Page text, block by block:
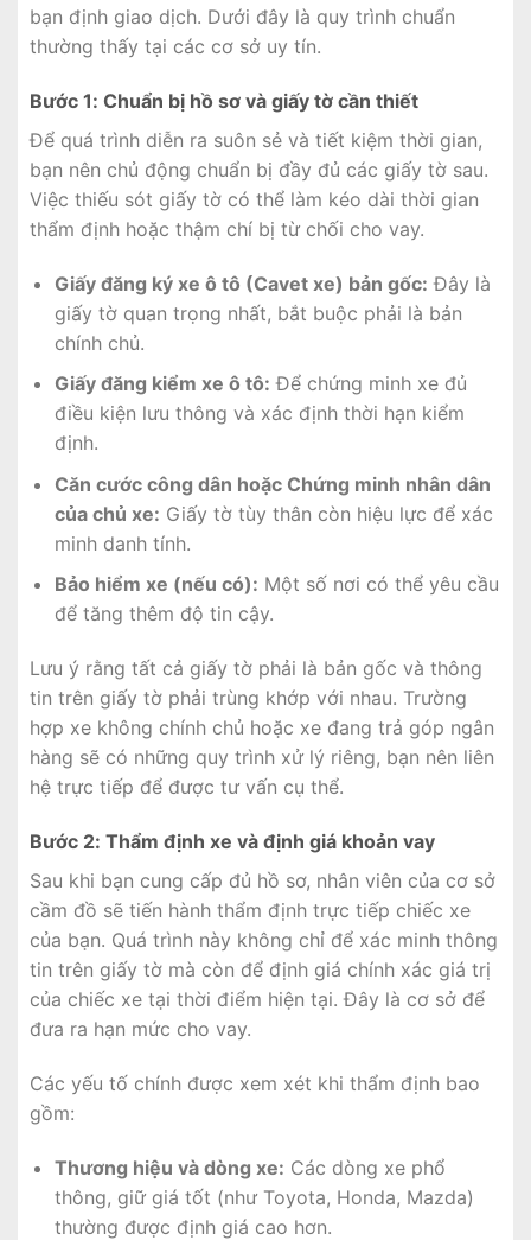
bạn định giao dịch. Dưới đây là quy trình chuẩn
thường thấy tại các cơ sở uy tín.
Bước 1: Chuẩn bị hồ sơ và giấy tờ cần thiết
Để quá trình diễn ra suôn sẻ và tiết kiệm thời gian,
bạn nên chủ động chuẩn bị đầy đủ các giấy tờ sau.
Việc thiếu sót giấy tờ có thể làm kéo dài thời gian
thẩm định hoặc thậm chí bị từ chối cho vay.
Giấy đăng ký xe ô tô (Cavet xe) bản gốc: Đây là
giấy tờ quan trọng nhất, bắt buộc phải là bản
chính chủ.
Giấy đăng kiểm xe ô tô: Để chứng minh xe đủ
điều kiện lưu thông và xác định thời hạn kiểm
định.
Căn cước công dân hoặc Chứng minh nhân dân
của chủ xe: Giấy tờ tùy thân còn hiệu lực để xác
minh danh tính.
Bảo hiểm xe (nếu có): Một số nơi có thể yêu cầu
để tăng thêm độ tin cậy.
Lưu ý rằng tất cả giấy tờ phải là bản gốc và thông
tin trên giấy tờ phải trùng khớp với nhau. Trường
hợp xe không chính chủ hoặc xe đang trả góp ngân
hàng sẽ có những quy trình xử lý riêng, bạn nên liên
hệ trực tiếp để được tư vấn cụ thể.
Bước 2: Thẩm định xe và định giá khoản vay
Sau khi bạn cung cấp đủ hồ sơ, nhân viên của cơ sở
cầm đồ sẽ tiến hành thẩm định trực tiếp chiếc xe
của bạn. Quá trình này không chỉ để xác minh thông
tin trên giấy tờ mà còn để định giá chính xác giá trị
của chiếc xe tại thời điểm hiện tại. Đây là cơ sở để
đưa ra hạn mức cho vay.
Các yếu tố chính được xem xét khi thẩm định bao
gồm:
Thương hiệu và dòng xe: Các dòng xe phổ
thông, giữ giá tốt (như Toyota, Honda, Mazda)
thường được định giá cao hơn.